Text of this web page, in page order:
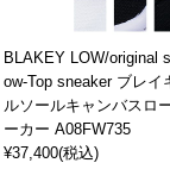
BLAKEY LOW/original
ow-Top sneaker ブレイ
ルソールキャンバスロ
ーカー A08FW735
¥37,400(税込)